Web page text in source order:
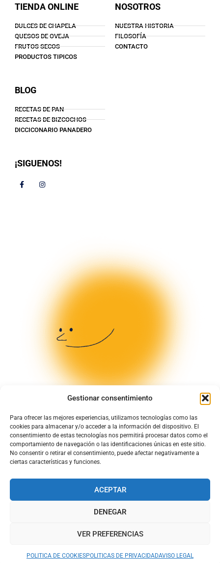
Gestionar consentimiento
Para ofrecer las mejores experiencias, utilizamos tecnologías como las
cookies para almacenar y/o acceder a la información del dispositivo. El
consentimiento de estas tecnologías nos permitirá procesar datos como el
comportamiento de navegación o las identificaciones únicas en este sitio.
No consentir o retirar el consentimiento, puede afectar negativamente a
ciertas características y funciones.
ACEPTAR
DENEGAR
VER PREFERENCIAS
POLITICA DE COOKIESPOLITICAS DE PRIVACIDADAVISO LEGAL
TIENDA ONLINE
DULCES DE CHAPELA
QUESOS DE OVEJA
FRUTOS SECOS
PRODUCTOS TIPICOS
NOSOTROS
NUESTRA HISTORIA
FILOSOFÍA
CONTACTO
BLOG
RECETAS DE PAN
RECETAS DE BIZCOCHOS
DICCICONARIO PANADERO
¡SIGUENOS!
© Todos los derechos quedan reservados para Chapela de Cuenca